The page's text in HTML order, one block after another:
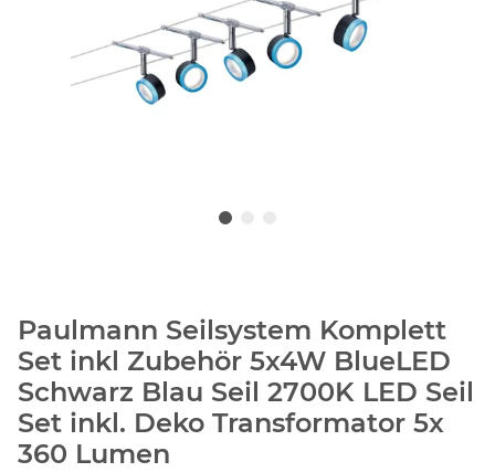
Paulmann Seilsystem Komplett
Set inkl Zubehör 5x4W BlueLED
Schwarz Blau Seil 2700K LED Seil
Set inkl. Deko Transformator 5x
360 Lumen